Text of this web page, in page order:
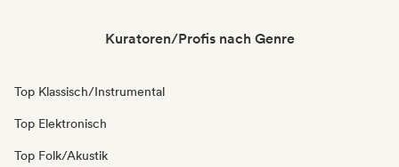
Kuratoren/Profis nach Genre
Top Klassisch/Instrumental
Top Elektronisch
Top Folk/Akustik